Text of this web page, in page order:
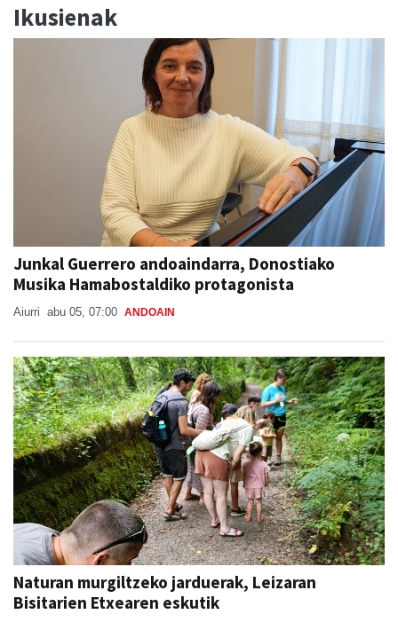
Ikusienak
Junkal Guerrero andoaindarra, Donostiako
Musika Hamabostaldiko protagonista
Aiurri abu 05, 07:00 ANDOAIN
Naturan murgiltzeko jarduerak, Leizaran
Bisitarien Etxearen eskutik